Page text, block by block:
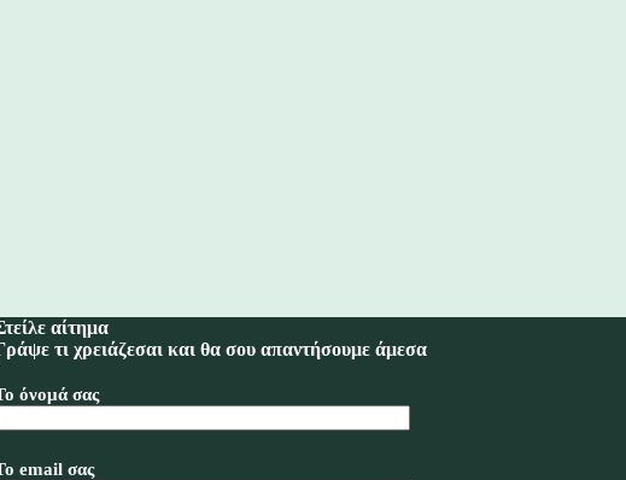
αίτημα
τι χρειάζεσαι και θα σου απαντήσουμε άμεσα
όνομά σας
email σας